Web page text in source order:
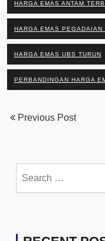
HARGA EMAS ANTAM
HARGA EMAS
HARGA EMAS UBS TURUN
PERBANDINGAN HARGA
Previous Post
for: